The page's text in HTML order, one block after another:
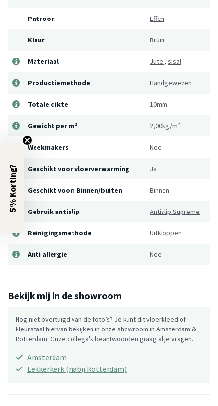
Patroon Effen
Kleur Bruin
Materiaal Jute , sisal
Productiemethode Handgeweven
Totale dikte 10mm
Gewicht per m² 2,00kg/m²
Weekmakers Nee
Geschikt voor vloerverwarming Ja
Geschikt voor: Binnen/buiten Binnen
Gebruik antislip Antislip Supreme
Reinigingsmethode Uitkloppen
Anti allergie Nee
Bekijk mij in de showroom
Nog niet overtuigd van de foto’s? Je kunt dit vloerkleed of
kleurstaal hiervan bekijken in onze showroom in Amsterdam &
Rotterdam. Onze collega's beantwoorden graag al je vragen.
Amsterdam
Lekkerkerk (nabij Rotterdam)
5% Korting?